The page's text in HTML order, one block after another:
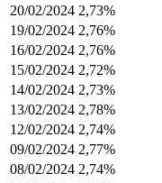
20/02/2024 2,73%
19/02/2024 2,76%
16/02/2024 2,76%
15/02/2024 2,72%
14/02/2024 2,73%
13/02/2024 2,78%
12/02/2024 2,74%
09/02/2024 2,77%
08/02/2024 2,74%